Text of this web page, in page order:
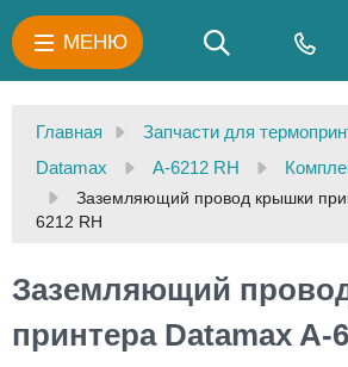
МЕНЮ
Главная
Запчасти для
Datamax
A-6212 RH
Заземляющий провод крышки
6212 RH
Заземляющий
принтера Datamax A-